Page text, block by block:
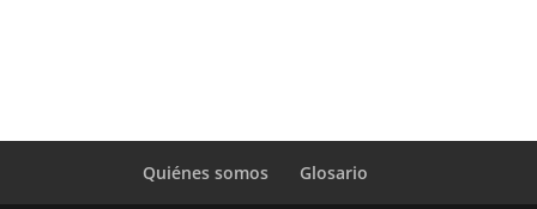
Quiénes somos Glosario